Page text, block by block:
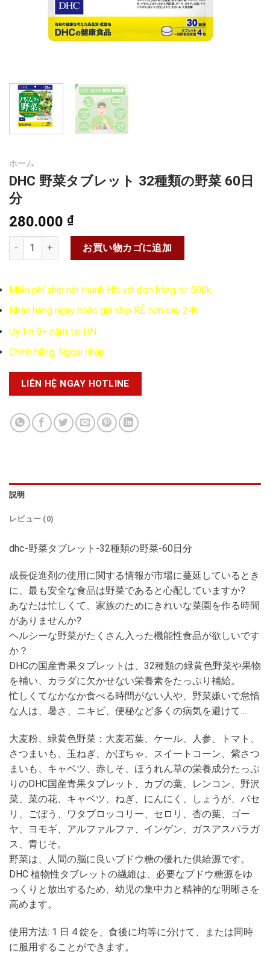
ホーム
DHC 野菜タブレット 32種類の野菜 60日
分
280.000 ₫
DHC 野菜タブレット 32種類の野菜 60日分個
お買い物カゴに追加
Miễn phí ship nội thành HN với đơn hàng từ 500k
Nhận hàng ngay hoặc giá ship RẺ hơn sau 24h
Uy tín 9+ năm tại HN
Chính hãng, Ngoại nhập
LIÊN HỆ NGAY HOTLINE
説明
レビュー (0)
dhc-野菜タブレット-32種類の野菜-60日分
成長促進剤の使用に関する情報が市場に蔓延しているとき
に、最も安全な食品は野菜であると心配していますか?
あなたは忙しくて、家族のためにきれいな菜園を作る時間
がありませんか?
ヘルシーな野菜がたくさん入った機能性食品が欲しいです
か？
DHCの国産青果タブレットは、32種類の緑黄色野菜や果物
を補い、カラダに欠かせない栄養素をたっぷり補給。
忙しくてなかなか食べる時間がない人や、野菜嫌いで怠惰
な人は、暑さ、ニキビ、便秘など多くの病気を避けて…
大麦粉、緑黄色野菜：大麦若葉、ケール、人参、トマト、
さつまいも、玉ねぎ、かぼちゃ、スイートコーン、紫さつ
まいも、キャベツ、赤しそ、ほうれん草の栄養成分たっぷ
りのDHC国産青果タブレット、カブの葉、レンコン、野沢
菜、菜の花、キャベツ、ねぎ、にんにく、しょうが、パセ
リ、ごぼう、ワタブロッコリー、セロリ、杏の葉、ゴー
ヤ、ヨモギ、アルファルファ、インゲン、ガスアスパラガ
ス、青じそ。
野菜は、人間の脳に良いブドウ糖の優れた供給源です。
DHC 植物性タブレットの繊維は、必要なブドウ糖源をゆ
っくりと放出するため、幼児の集中力と精神的な明晰さを
高めます。
使用方法: 1 日 4 錠を、食後に均等に分けて、または同時
に服用することができます。